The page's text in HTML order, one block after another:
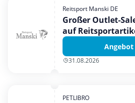
Urlaub & Reise
Reitsport Manski DE
Großer Outlet-
auf
31.08.2026
PETLIBRO